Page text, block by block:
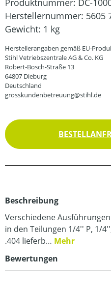
Produktnummer: DC-
Herstellernummer: 5605
Gewicht: 1 kg
Herstellerangaben gemäß EU-
Stihl Vetriebszentrale AG & Co. KG
Robert-Bosch-Straße 13
64807 Dieburg
Deutschland
grosskundenbetreuung@stihl.de
Beschreibung
Verschiedene
in den Teilungen 1/4'' P, 1/
.404 lieferb… Mehr
Bewertungen